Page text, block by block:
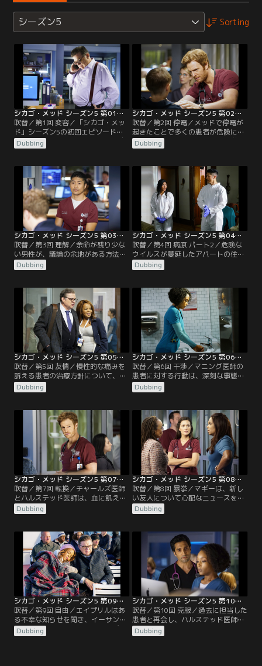
シーズン5 Sorting
シカゴ・メッド シーズン5 第01話／吹替
吹替／第1回 変容／「シカゴ・メッ
ド」シーズン5の初回エピソードで
は、ウィルとナタリーが恐ろしい自
動車事故の後遺症に直面し、命がけ
ーズ医師の父親コーネリアス・ロー
ズの死についての調査が始まる。マ
ギーは生活が一変する知らせを受け
取る。チャールズ医師は新婚旅行を
途中で切り上げ、統合失調症の疑い
がある若い患者を担当する。
Dubbing
シカゴ・メッド シーズン5 第02話／吹替
吹替／第2回 停電／メッドで停電が
起きたことで多くの患者が危険に晒
され、スタッフたちと熱心な医学生
の腕が試される。ナタリーは頭部外
プリルは、自分たちの将来の計画に
ついて考える。
Dubbing
シカゴ・メッド シーズン5 第03話／吹替
吹替／第3回 理解／余命が残り少な
い男性が、議論の余地がある方法で
寿命を守ろうとし、チョイ医師とチ
ャールズ医師は難しい決断を迫られ
ありの患者への対応をめぐって衝突
し、ウィルはナタリーの判断能力に
疑問を呈す。シャロンが、マギーに
補佐の看護師をつけ、マギーは狼狽
える。
Dubbing
シカゴ・メッド シーズン5 第04話／吹替
吹替／第4回 病原 パート2／危険な
ウイルスが蔓延したアパートの住民
全員が隔離される。シカゴ警察はバ
イオテロ事件の手がかりを追い、ウ
る。
Dubbing
シカゴ・メッド シーズン5 第05話／吹替
吹替／第5回 友情／慢性的な痛みを
訴える患者の治療方針について、チ
ョイ医師とマルセル医師は意見が一
致しない。マギーについての噂が広
患者を担当するが、代替医療のみを
信じる両親は彼女の治療方針に難色
Dubbing
シカゴ・メッド シーズン5 第06話／吹替
吹替／第6回 干渉／マニング医師の
患者に対する行動は、深刻な事態を
招いている。エイプリルとノアは、
暴漢に襲われて怪我をした患者につ
師の元に、幼馴染が驚きの事実を告
げにやってくる。
Dubbing
シカゴ・メッド シーズン5 第07話／吹替
吹替／第7回 転換／チャールズ医師
とハルステッド医師は、血に飢えた
患者を担当する。マルセル医師とマ
ギーは、病院のスタッフを招いてザ
係が芽生える一方で、別の関係は険
悪になってしまう。
Dubbing
シカゴ・メッド シーズン5 第08話／吹替
吹替／第8回 暴挙／マギーは、新し
い友人について心配なニュースを聞
き、彼を支えるためにルールを破っ
てしまう。メッドの仲間たちの一人
術のため運び込まれる。SNSのイン
フルエンサーが、自分のファンたち
の投票で治療方針を決めようとし、
チャールズ医師は決断を迫られる。
Dubbing
シカゴ・メッド シーズン5 第09話／吹替
吹替／第9回 自由／エイプリルはあ
る不幸な知らせを聞き、イーサンと
の将来が不安になる。チャールズ医
師とマギーは、辛い時期を目前に控
Dubbing
シカゴ・メッド シーズン5 第10話／吹替
吹替／第10回 克服／過去に担当した
患者と再会し、ハルステッド医師は
動揺する。エイプリルはイーサンに
秘密を打ち明けようとしている。チ
Dubbing